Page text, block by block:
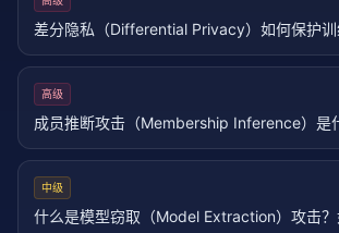
差分隐私（Differential Privacy）如何保护训
高级
成员推断攻击（Membership Inference）是
中级
什么是模型窃取（Model Extraction）攻击？